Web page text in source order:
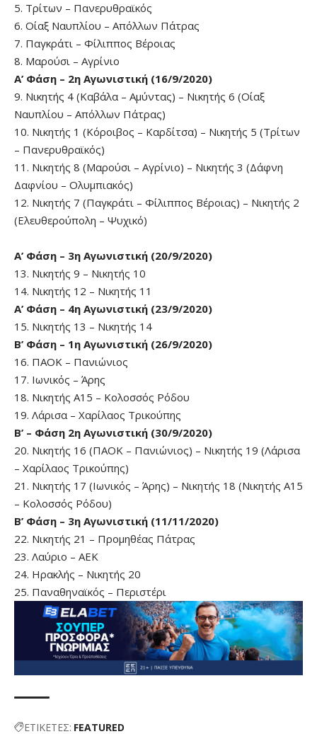
5. Τρίτων – Πανερυθραϊκός
6. Οίαξ Ναυπλίου – Απόλλων Πάτρας
7. Παγκράτι – Φίλιππος Βέροιας
8. Μαρούσι – Αγρίνιο
Α’ Φάση – 2η Αγωνιστική (16/9/2020)
9. Νικητής 4 (Καβάλα – Αμύντας) – Νικητής 6 (Οίαξ
Ναυπλίου – Απόλλων Πάτρας)
10. Νικητής 1 (Κόροιβος – Καρδίτσα) – Νικητής 5 (Τρίτων
– Πανερυθραϊκός)
11. Νικητής 8 (Μαρούσι – Αγρίνιο) – Νικητής 3 (Δάφνη
Δαφνίου – Ολυμπιακός)
12. Νικητής 7 (Παγκράτι – Φίλιππος Βέροιας) – Νικητής 2
(Ελευθερούπολη – Ψυχικό)
Α’ Φάση – 3η Αγωνιστική (20/9/2020)
13. Νικητής 9 – Νικητής 10
14. Νικητής 12 – Νικητής 11
Α’ Φάση – 4η Αγωνιστική (23/9/2020)
15. Νικητής 13 – Νικητής 14
Β’ Φάση – 1η Αγωνιστική (26/9/2020)
16. ΠΑΟΚ – Πανιώνιος
17. Ιωνικός – Άρης
18. Νικητής Α15 – Κολοσσός Ρόδου
19. Λάρισα – Χαρίλαος Τρικούπης
Β’ – Φάση 2η Αγωνιστική (30/9/2020)
20. Νικητής 16 (ΠΑΟΚ – Πανιώνιος) – Νικητής 19 (Λάρισα
– Χαρίλαος Τρικούπης)
21. Νικητής 17 (Ιωνικός – Άρης) – Νικητής 18 (Νικητής Α15
– Κολοσσός Ρόδου)
Β’ Φάση – 3η Αγωνιστική (11/11/2020)
22. Νικητής 21 – Προμηθέας Πάτρας
23. Λαύριο – ΑΕΚ
24. Ηρακλής – Νικητής 20
25. Παναθηναϊκός – Περιστέρι
ΕΤΙΚΕΤΕΣ: FEATURED